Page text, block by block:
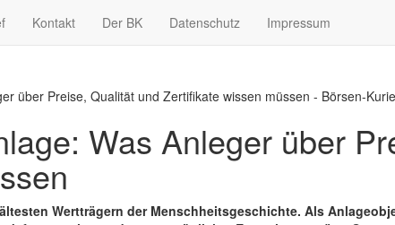
Kontakt Der BK Datenschutz Impressum
über Preise, Qualität und Zertifikate wissen müssen - Börsen-
Was Anleger über
Wertträgern der Menschheitsgeschichte. Als